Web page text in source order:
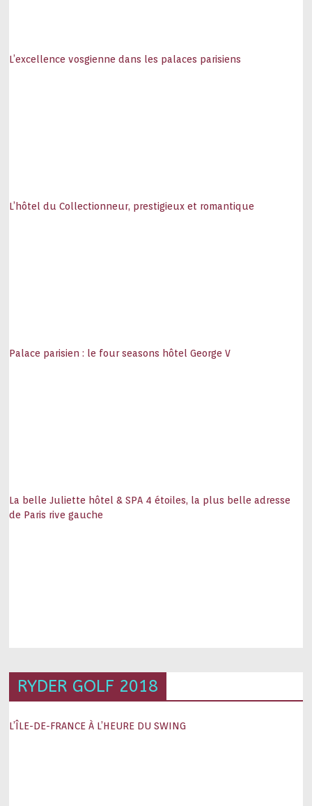
L’excellence vosgienne dans les palaces parisiens
L’hôtel du Collectionneur, prestigieux et romantique
Palace parisien : le four seasons hôtel George V
La belle Juliette hôtel & SPA 4 étoiles, la plus belle adresse
de Paris rive gauche
RYDER GOLF 2018
L’ÎLE-DE-FRANCE À L’HEURE DU SWING